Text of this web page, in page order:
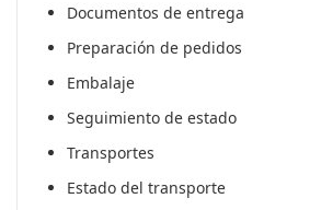
Documentos de entrega
Preparación de pedidos
Embalaje
Seguimiento de estado
Transportes
Estado del transporte